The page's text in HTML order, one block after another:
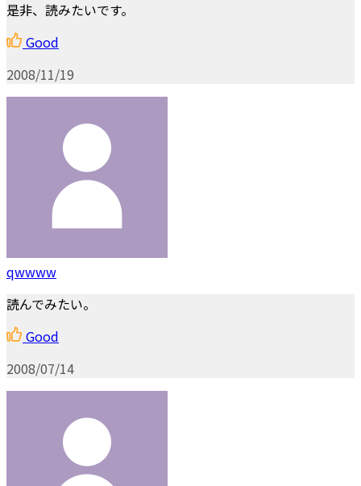
是非、読みたいです。
Good
2008/11/19
qwwww
読んでみたい。
Good
2008/07/14